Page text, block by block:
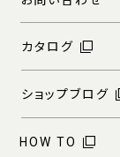
カタログ
ショップブログ
HOW TO